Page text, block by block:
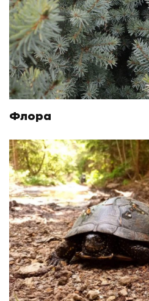
Флора